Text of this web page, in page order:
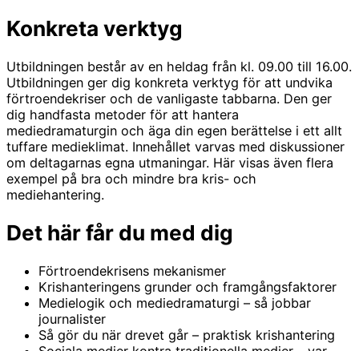
Konkreta verktyg
Utbildningen består av en heldag från kl. 09.00 till 16.00.
Utbildningen ger dig konkreta verktyg för att undvika
förtroendekriser och de vanligaste tabbarna. Den ger
dig handfasta metoder för att hantera
mediedramaturgin och äga din egen berättelse i ett allt
tuffare medieklimat. Innehållet varvas med diskussioner
om deltagarnas egna utmaningar. Här visas även flera
exempel på bra och mindre bra kris- och
mediehantering.
Det här får du med dig
Förtroendekrisens mekanismer
Krishanteringens grunder och framgångsfaktorer
Medielogik och mediedramaturgi – så jobbar
journalister
Så gör du när drevet går – praktisk krishantering